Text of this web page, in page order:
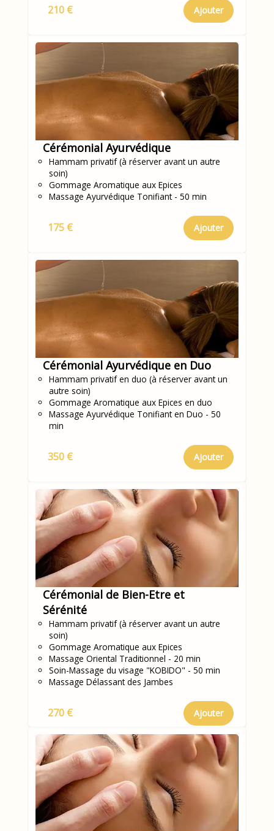
210 € Ajouter
Cérémonial Ayurvédique
Hammam privatif (à réserver avant un autre
soin)
Gommage Aromatique aux Epices
Massage Ayurvédique Tonifiant - 50 min
175 € Ajouter
Cérémonial Ayurvédique en Duo
Hammam privatif en duo (à réserver avant un
autre soin)
Gommage Aromatique aux Epices en duo
Massage Ayurvédique Tonifiant en Duo - 50
min
350 € Ajouter
Cérémonial de Bien-Etre et
Sérénité
Hammam privatif (à réserver avant un autre
soin)
Gommage Aromatique aux Epices
Massage Oriental Traditionnel - 20 min
Soin-Massage du visage "KOBIDO" - 50 min
Massage Délassant des Jambes
270 € Ajouter